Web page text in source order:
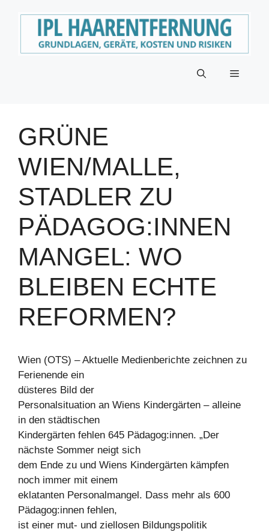
Menü
GRÜNE
WIEN/MALLE,
STADLER ZU
PÄDAGOG:INNEN
MANGEL: WO
BLEIBEN ECHTE
REFORMEN?
Wien (OTS) – Aktuelle Medienberichte zeichnen zu
Ferienende ein
düsteres Bild der
Personalsituation an Wiens Kindergärten – alleine
in den städtischen
Kindergärten fehlen 645 Pädagog:innen. „Der
nächste Sommer neigt sich
dem Ende zu und Wiens Kindergärten kämpfen
noch immer mit einem
eklatanten Personalmangel. Dass mehr als 600
Pädagog:innen fehlen,
ist einer mut- und ziellosen Bildungspolitik